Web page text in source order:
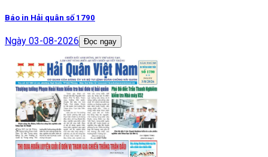
Báo in Hải quân số 1790
Ngày 03-08-2026 Đọc ngay